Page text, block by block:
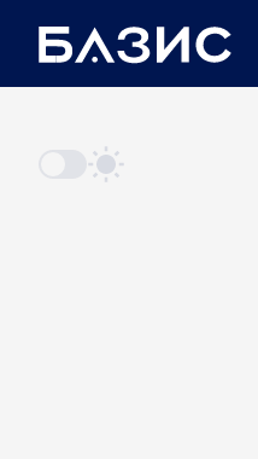
1-комнатная 37.39 м